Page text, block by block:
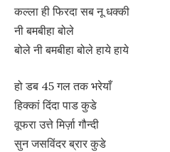
कल्ला ही फिरदा सब नू धक्की
नी बमबीहा बोले
बोले नी बमबीहा बोले हाये हाये
हो डब 45 गल तक भरेयाँ
हिक्कां दिंदा पाड कुडे
वूफरा उत्ते मिर्ज़ा गौन्दी
सुन जसविंदर ब्रार कुडे